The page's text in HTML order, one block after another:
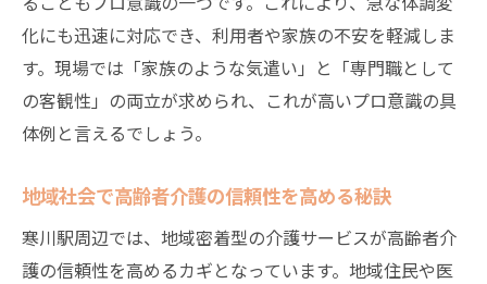
化にも迅速に対応でき、利用者や家族の不安を軽減しま
す。現場では「家族のような気遣い」と「専門職として
の客観性」の両立が求められ、これが高いプロ意識の具
体例と言えるでしょう。
地域社会で高齢者介護の信頼性を高める秘訣
寒川駅周辺では、地域密着型の介護サービスが高齢者介
護の信頼性を高めるカギとなっています。地域住民や医